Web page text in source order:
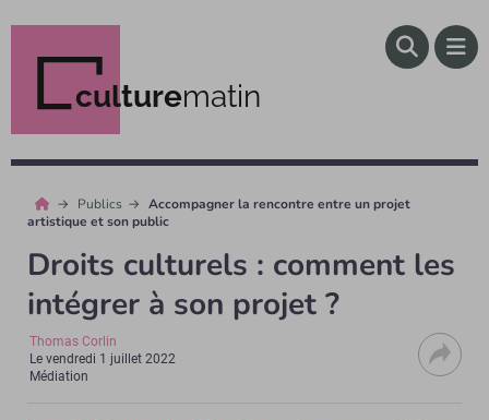
culturematin
Publics
Accompagner la rencontre entre un projet
artistique et son public
Droits culturels : comment les
intégrer à son projet ?
Thomas Corlin
Levendredi 1 juillet 2022
Médiation